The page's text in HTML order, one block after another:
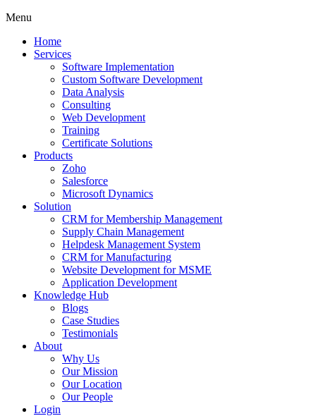
Menu
Home
Services
Software Implementation
Custom Software Development
Data Analysis
Consulting
Web Development
Training
Certificate Solutions
Products
Zoho
Salesforce
Microsoft Dynamics
Solution
CRM for Membership Management
Supply Chain Management
Helpdesk Management System
CRM for Manufacturing
Website Development for MSME
Application Development
Knowledge Hub
Blogs
Case Studies
Testimonials
About
Why Us
Our Mission
Our Location
Our People
Login